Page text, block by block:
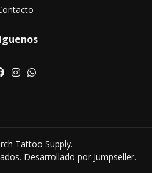
Tattoo Supply.
Desarrollado por Jumpseller.